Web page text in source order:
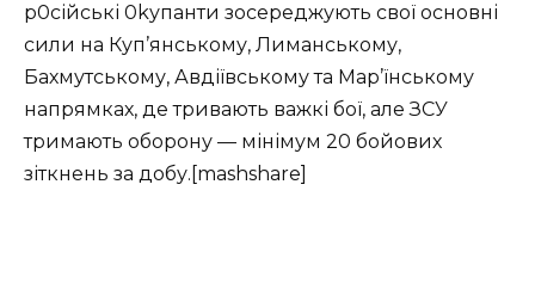
p0сійські 0kупанти зосереджують свої основні
сили на Куп’янському, Лиманському,
Бахмутському, Авдіївському та Мар’їнському
напрямках, де тривають важкі бої, але ЗСУ
тримають оборону — мінімум 20 бойових
зіткнень за добу.[mashshare]